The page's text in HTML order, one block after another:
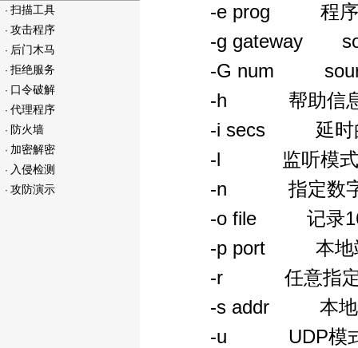
· 扫描工具
· 攻击程序
· 后门木马
· 拒绝服务
· 口令破解
· 代理程序
· 防火墙
· 加密解密
· 入侵检测
· 攻防演示
-e prog 程序重
-g gateway
-G num
-h 帮助信
-i secs 延时
-l 监听模式，
-n 指定数字的
-o file 记录16
-p port 本地
-r 任意指定本
-s addr 本地
-u UDP模